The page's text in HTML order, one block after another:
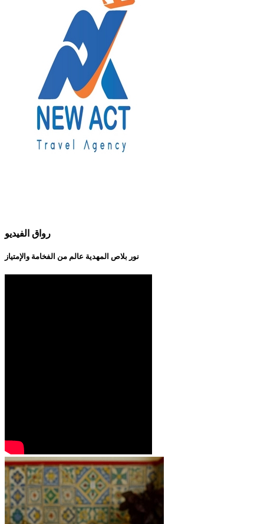
رواق الفيديو
نور بلاص المهدية عالم من الفخامة والإمتياز